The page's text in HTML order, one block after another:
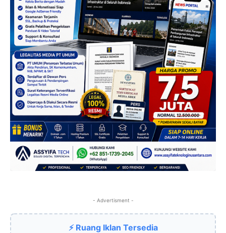
- Advertisment -
⚡ Ruang Iklan Tersedia